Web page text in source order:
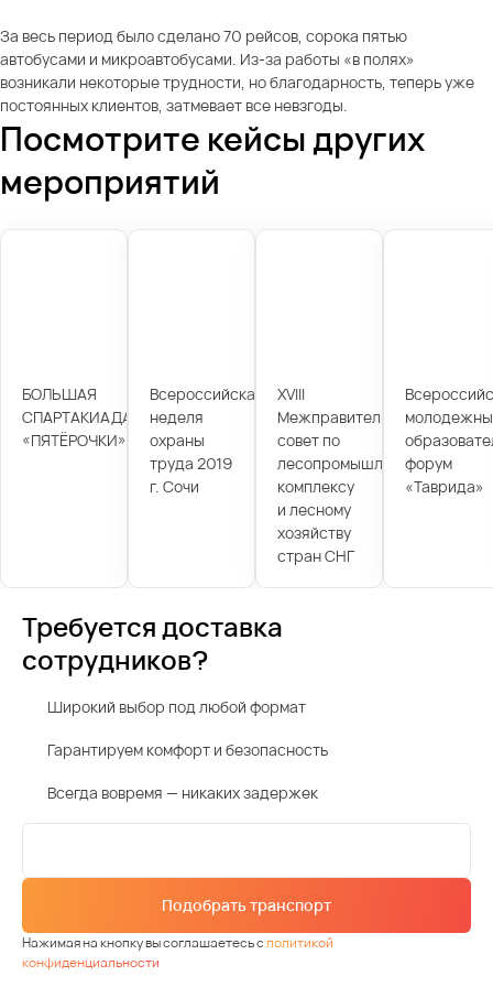
За весь период было сделано 70 рейсов, сорока пятью
автобусами и микроавтобусами. Из-за работы «в полях»
возникали некоторые трудности, но благодарность, теперь уже
постоянных клиентов, затмевает все невзгоды.
Посмотрите кейсы других
мероприятий
БОЛЬШАЯ
СПАРТАКИАДА
«ПЯТЁРОЧКИ»
Всероссийская
неделя
охраны
труда 2019
г. Сочи
XVIII
Межправительственный
совет по
лесопромышленному
комплексу
и лесному
хозяйству
стран СНГ
форум
«Таврида»
Требуется доставка
сотрудников?
Широкий выбор под любой формат
Гарантируем комфорт и безопасность
Всегда вовремя — никаких задержек
Подобрать транспорт
Нажимая на кнопку вы соглашаетесь сполитикой
конфиденциальности